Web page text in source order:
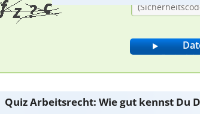
Quiz Arbeitsrecht: Wie gut kennst Du